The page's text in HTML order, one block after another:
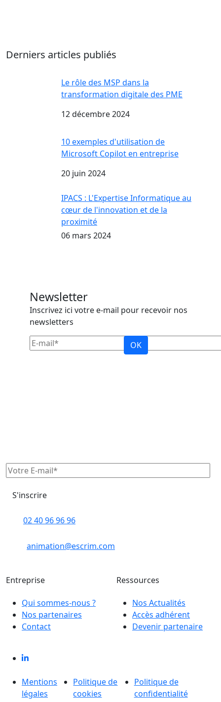
Derniers articles publiés
Le rôle des MSP dans la
transformation digitale des PME
12 décembre 2024
10 exemples d'utilisation de
Microsoft Copilot en entreprise
20 juin 2024
IPACS : L'Expertise Informatique au
cœur de l'innovation et de la
proximité
06 mars 2024
Newsletter
Inscrivez ici votre e-mail pour recevoir nos
newsletters
02 40 96 96 96
animation@escrim.com
Entreprise
Qui sommes-nous ?
Nos partenaires
Contact
Ressources
Nos Actualités
Accès adhérent
Devenir partenaire
Mentions
légales
Politique de
cookies
Politique de
confidentialité